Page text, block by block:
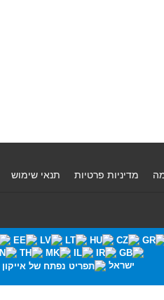
מדיניות פרטיות תנאי שימוש
ישראל